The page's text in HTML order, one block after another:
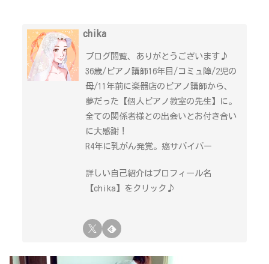
chika
ブログ閲覧、ありがとうございます♪
36歳/ピアノ講師16年目/コミュ障/2児の
母/11年前に楽器店のピアノ講師から、
夢だった【個人ピアノ教室の先生】に。
全ての関係者様との出会いとお付き合い
に大感謝！
R4年に乳がん発覚。癌サバイバー
詳しい自己紹介はプロフィール名
【chika】をクリック♪